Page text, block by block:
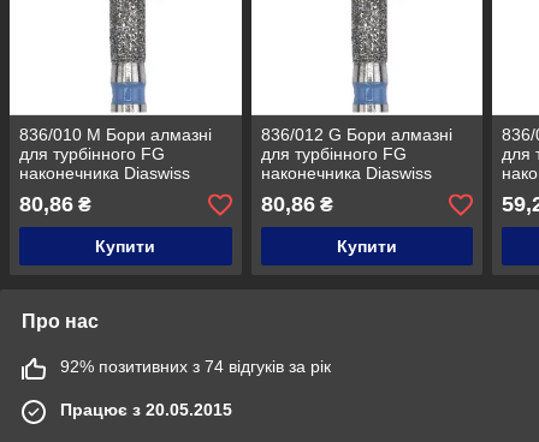
836/010 M Бори алмазні
для турбінного FG
наконечника Diaswiss
Diaswiss (Діасвісс)
Швейцарія , цін/кат 1
80,86 ₴
Купити
836/012 G Бори алмазні
для турбінного FG
наконечника Diaswiss
Diaswiss (Діасвісс)
Швейцарія , цін/кат 1
80,86₴
Купити
836/
для
Про нас
92% позитивних з 74 відгуків за рік
Працює з 20.05.2015